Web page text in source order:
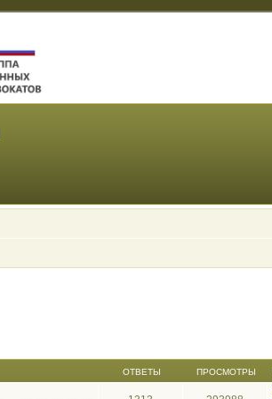
ОТВЕТЫ ПРОСМОТРЫ